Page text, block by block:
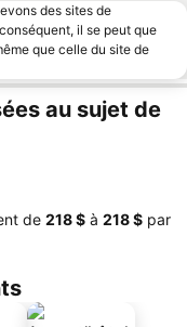
des sites de
il se peut que
que celle du site de
au sujet de
de ‎218 $ à ‎218 $ par